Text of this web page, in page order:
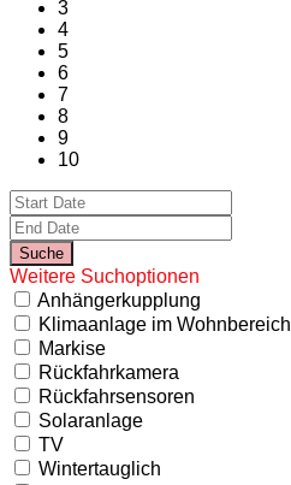
3
4
5
6
7
8
9
10
Weitere Suchoptionen
Anhängerkupplung
Klimaanlage im Wohnbereich
Markise
Rückfahrkamera
Rückfahrsensoren
Solaranlage
TV
Wintertauglich